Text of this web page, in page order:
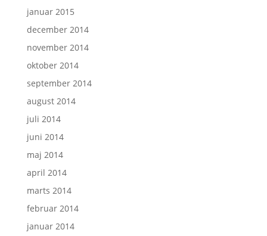
januar 2015
december 2014
november 2014
oktober 2014
september 2014
august 2014
juli 2014
juni 2014
maj 2014
april 2014
marts 2014
februar 2014
januar 2014